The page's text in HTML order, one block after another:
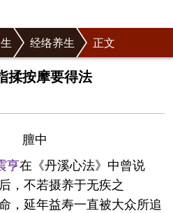
经络养生 正文
揉按摩要得法
亨在《丹溪心法》中曾说
，不若摄养于无疾之
，延年益寿一直被大众所追